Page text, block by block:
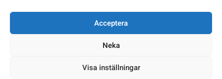
Acceptera
Neka
Visa inställningar